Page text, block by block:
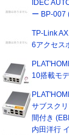
IDEC
ー BP-007
TP-Link
6アクセス
10搭載モ
サブスク
間付き
内田洋行